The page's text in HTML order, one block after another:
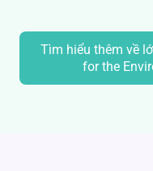
Tìm hiểu thêm về
for the